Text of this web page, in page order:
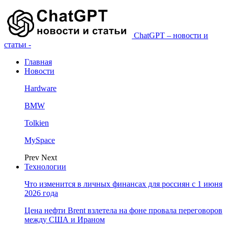
ChatGPT – новости и
статьи -
Главная
Новости
Hardware
BMW
Tolkien
MySpace
Prev Next
Технологии
Что изменится в личных финансах для россиян с 1 июня
2026 года
Цена нефти Brent взлетела на фоне провала переговоров
между США и Ираном